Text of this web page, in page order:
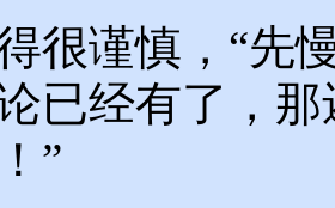
很谨慎，“先
已经有了，
”